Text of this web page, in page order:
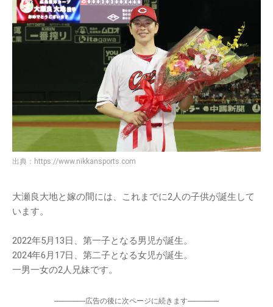
出典： https://www.nikkansports.com
大瀬良大地と嫁の間には、これまでに2人の子供が誕生して
います。
2022年5月13日、第一子となる男児が誕生。
2024年6月17日、第二子となる女児が誕生。
一男一女の2人兄妹です。
-----------------広告の後に次ページに続きます-----------------